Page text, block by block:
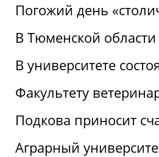
Погожий день
В Тюменской области
В университете
Факультету
Подкова приносит
Аграрный